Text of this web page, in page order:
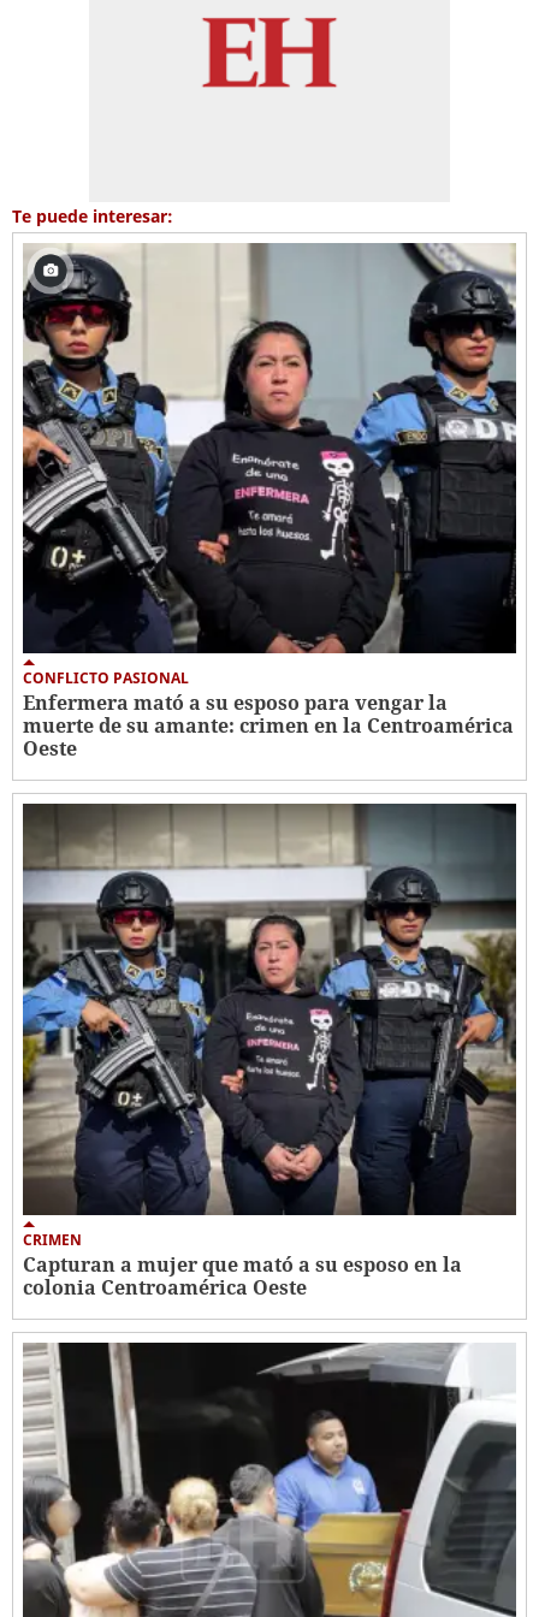
Te puede interesar:
CONFLICTO PASIONAL
Enfermera mató a su esposo para vengar la
muerte de su amante: crimen en la Centroamérica
Oeste
CRIMEN
Capturan a mujer que mató a su esposo en la
colonia Centroamérica Oeste